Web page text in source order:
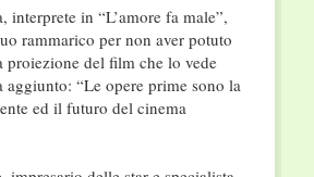
interprete in “L’amore fa male”,
rammarico per non aver potuto
proiezione del film che lo vede
aggiunto: “Le opere prime sono la
ed il futuro del cinema